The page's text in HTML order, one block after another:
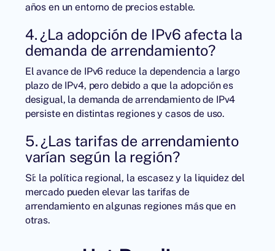
años en un entorno de precios estable.
4. ¿La adopción de IPv6 afecta la
demanda de arrendamiento?
El avance de IPv6 reduce la dependencia a largo
plazo de IPv4, pero debido a que la adopción es
desigual, la demanda de arrendamiento de IPv4
persiste en distintas regiones y casos de uso.
5. ¿Las tarifas de arrendamiento
varían según la región?
Sí: la política regional, la escasez y la liquidez del
mercado pueden elevar las tarifas de
arrendamiento en algunas regiones más que en
otras.